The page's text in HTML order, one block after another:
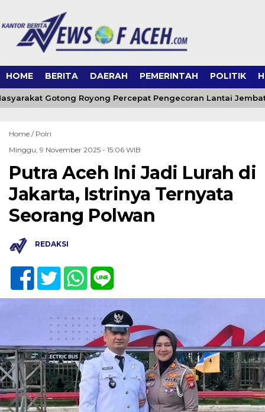
HOME BERITA DAERAH PEMERINTAH POLITIK
Gotong Royong Percepat Pengecoran Lantai
Home / Polri
Minggu, 9 November 2025 - 15:06 WIB
Putra Aceh Ini Jadi Lurah di
Jakarta, Istrinya Ternyata
Seorang Polwan
REDAKSI